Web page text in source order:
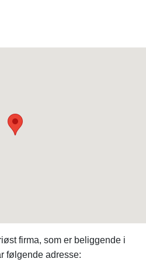
firma, som er beliggende i
følgende adresse: